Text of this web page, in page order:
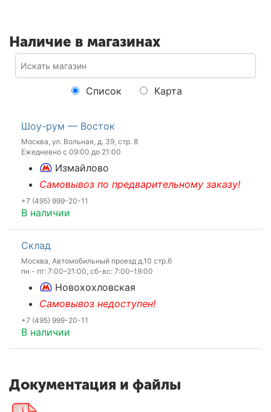
Наличие в магазинах
Список Карта
Шоу-рум — Восток
Москва, ул. Вольная, д. 39, стр. 8
Ежедневно с 09:00 до 21:00
Измайлово
Самовывоз по предварительному заказу!
+7 (495) 999-20-11
В наличии
Склад
Москва, Автомобильный проезд д.10 стр.6
пн - пт: 7:00–21:00, сб-вс: 7:00–19:00
Новохохловская
Самовывоз недоступен!
+7 (495) 999-20-11
В наличии
Документация и файлы